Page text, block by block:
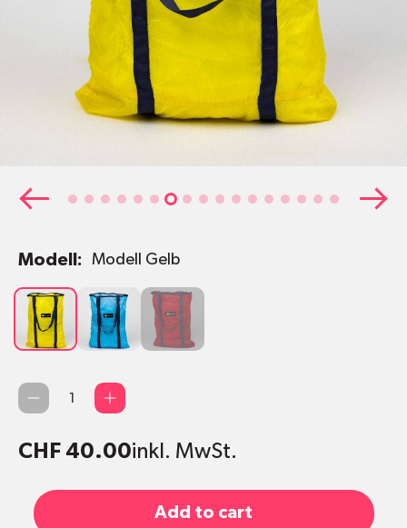
Modell: Modell Gelb
Modell
Gelb
Modell
Hellblau
Modell
Rot
Qty
CHF 40.00inkl. MwSt.
Add to cart